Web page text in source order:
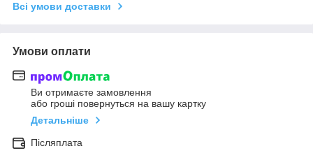
Всі умови доставки
Умови оплати
Ви отримаєте замовлення
або гроші повернуться на вашу картку
Детальніше
Післяплата